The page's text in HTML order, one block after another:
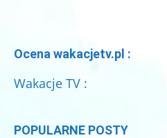
Ocena wakacjetv.pl :
Wakacje TV :
POPULARNE POSTY